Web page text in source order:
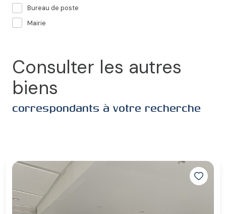
Bureau de poste
Mairie
Consulter les autres
biens
correspondants à votre recherche